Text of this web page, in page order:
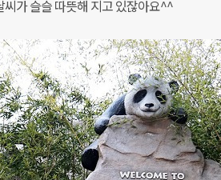
씨가 슬슬 따뜻해 지고 있잖아요^^